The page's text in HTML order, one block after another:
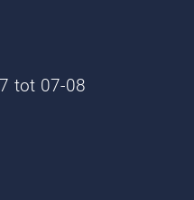
tot 07-08